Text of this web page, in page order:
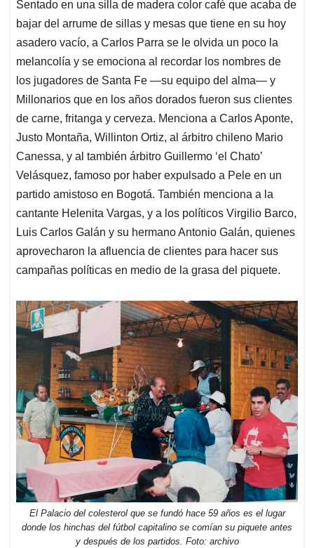
Sentado en una silla de madera color café que acaba de
bajar del arrume de sillas y mesas que tiene en su hoy
asadero vacío, a Carlos Parra se le olvida un poco la
melancolía y se emociona al recordar los nombres de
los jugadores de Santa Fe —su equipo del alma— y
Millonarios que en los años dorados fueron sus clientes
de carne, fritanga y cerveza. Menciona a Carlos Aponte,
Justo Montaña, Willinton Ortiz, al árbitro chileno Mario
Canessa, y al también árbitro Guillermo ‘el Chato’
Velásquez, famoso por haber expulsado a Pele en un
partido amistoso en Bogotá. También menciona a la
cantante Helenita Vargas, y a los políticos Virgilio Barco,
Luis Carlos Galán y su hermano Antonio Galán, quienes
aprovecharon la afluencia de clientes para hacer sus
campañas políticas en medio de la grasa del piquete.
El Palacio del colesterol que se fundó hace 59 años es el lugar
donde los hinchas del fútbol capitalino se comían su piquete antes
y después de los partidos. Foto: archivo